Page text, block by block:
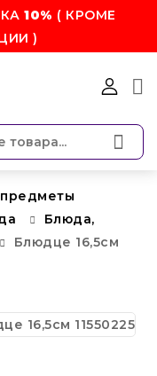
10% ( КРОМЕ
)
Блюда,
Блюдце 16,5см